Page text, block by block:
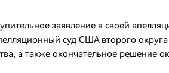
заявление в своей
суд США второго
а также окончательное решение